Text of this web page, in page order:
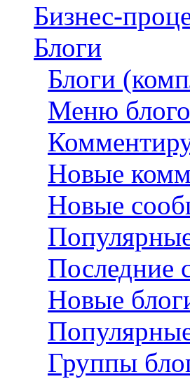
Бизнес-
Блоги
Блоги
Меню
Новые
Новые
Последние
Новые
Группы